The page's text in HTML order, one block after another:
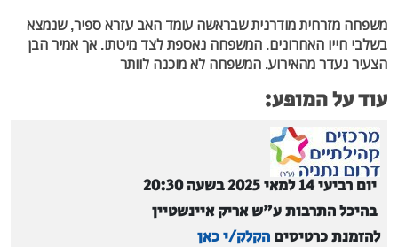
משפחה מזרחית מודרנית שבראשה עומד האב עזרא ספיר, שנמצא
בשלבי חייו האחרונים. המשפחה נאספת לצד מיטתו. אך אמיר הבן
הצעיר נעדר מהאירוע. המשפחה לא מוכנה לוותר
עוד על המופע:
יום רביעי 14 למאי 2025 בשעה 20:30
בהיכל התרבות ע"ש אריק איינשטיין
להזמנת כרטיסיםהקלק/י כאן